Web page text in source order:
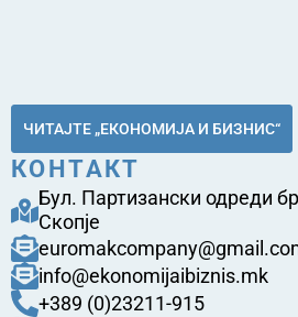
ЧИТАЈТЕ „ЕКОНОМИЈА И БИЗНИС“
КОНТАКТ
Бул. Партизански одреди
Скопје
info@ekonomijaibiznis.mk
+389 (0)23211-915